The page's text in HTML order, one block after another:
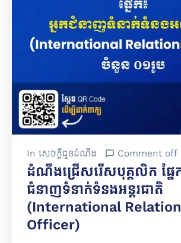
In សេចក្តីជូនដំណឹង Comment off
ដំណឹងជ្រើសរើសបុគ្គលិក ផ្នែក
ជំនាញទំនាក់ទំនងអន្តរជាតិ
(International
Officer)